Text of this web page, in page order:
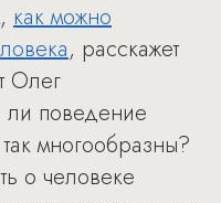
как можно
, расскажет
Олег
ли поведение
многообразны?
о человеке